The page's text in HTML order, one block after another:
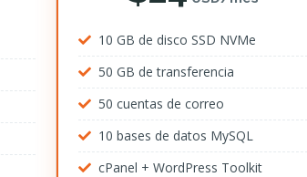
10 GB de disco SSD NVMe
50 GB de transferencia
50 cuentas de correo
10 bases de datos MySQL
cPanel + WordPress Toolkit